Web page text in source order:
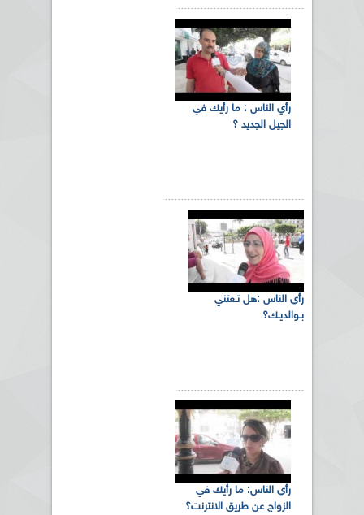
رأي الناس : ما رأيك في
الجيل الجديد ؟
رأي الناس :هل تـعتني
بـوالديـك؟
رأي الناس: ما رأيك في
الزواج عن طريق الانترنت؟